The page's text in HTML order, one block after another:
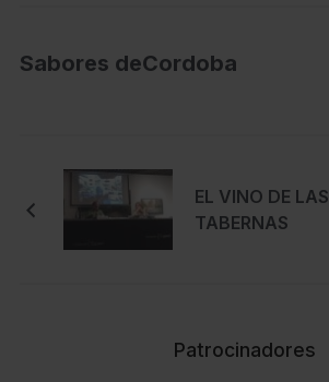
Sabores deCordoba
EL VINO DE LAS
TABERNAS
Patrocinadores